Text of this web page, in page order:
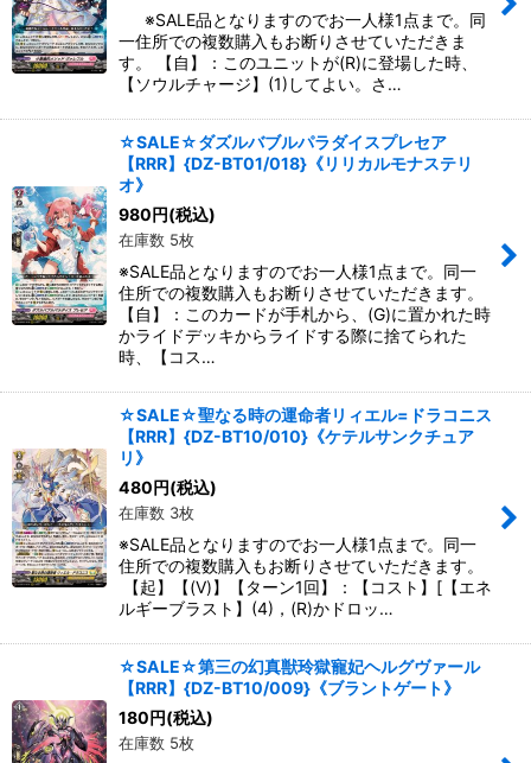
※SALE品となりますのでお一人様1点まで。同
一住所での複数購入もお断りさせていただきま
す。 【自】：このユニットが(R)に登場した時、
【ソウルチャージ】(1)してよい。さ…
☆SALE☆ダズルバブルパラダイスプレセア
【RRR】{DZ-BT01/018}《リリカルモナステリ
オ》
980円(税込)
在庫数 5枚
※SALE品となりますのでお一人様1点まで。同一
住所での複数購入もお断りさせていただきます。
【自】：このカードが手札から、(G)に置かれた時
かライドデッキからライドする際に捨てられた
時、【コス…
☆SALE☆聖なる時の運命者リィエル=ドラコニス
【RRR】{DZ-BT10/010}《ケテルサンクチュア
リ》
480円(税込)
在庫数 3枚
※SALE品となりますのでお一人様1点まで。同一
住所での複数購入もお断りさせていただきます。
【起】【(V)】【ターン1回】：【コスト】[【エネ
ルギーブラスト】(4)，(R)かドロッ…
☆SALE☆第三の幻真獣玲獄寵妃ヘルグヴァール
【RRR】{DZ-BT10/009}《ブラントゲート》
180円(税込)
在庫数 5枚